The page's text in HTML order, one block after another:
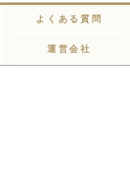
よくある質問
運営会社